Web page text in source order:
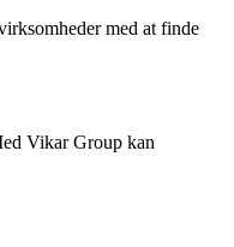
med at finde
Vikar Group kan